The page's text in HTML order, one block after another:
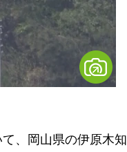
、岡山県の伊原木知